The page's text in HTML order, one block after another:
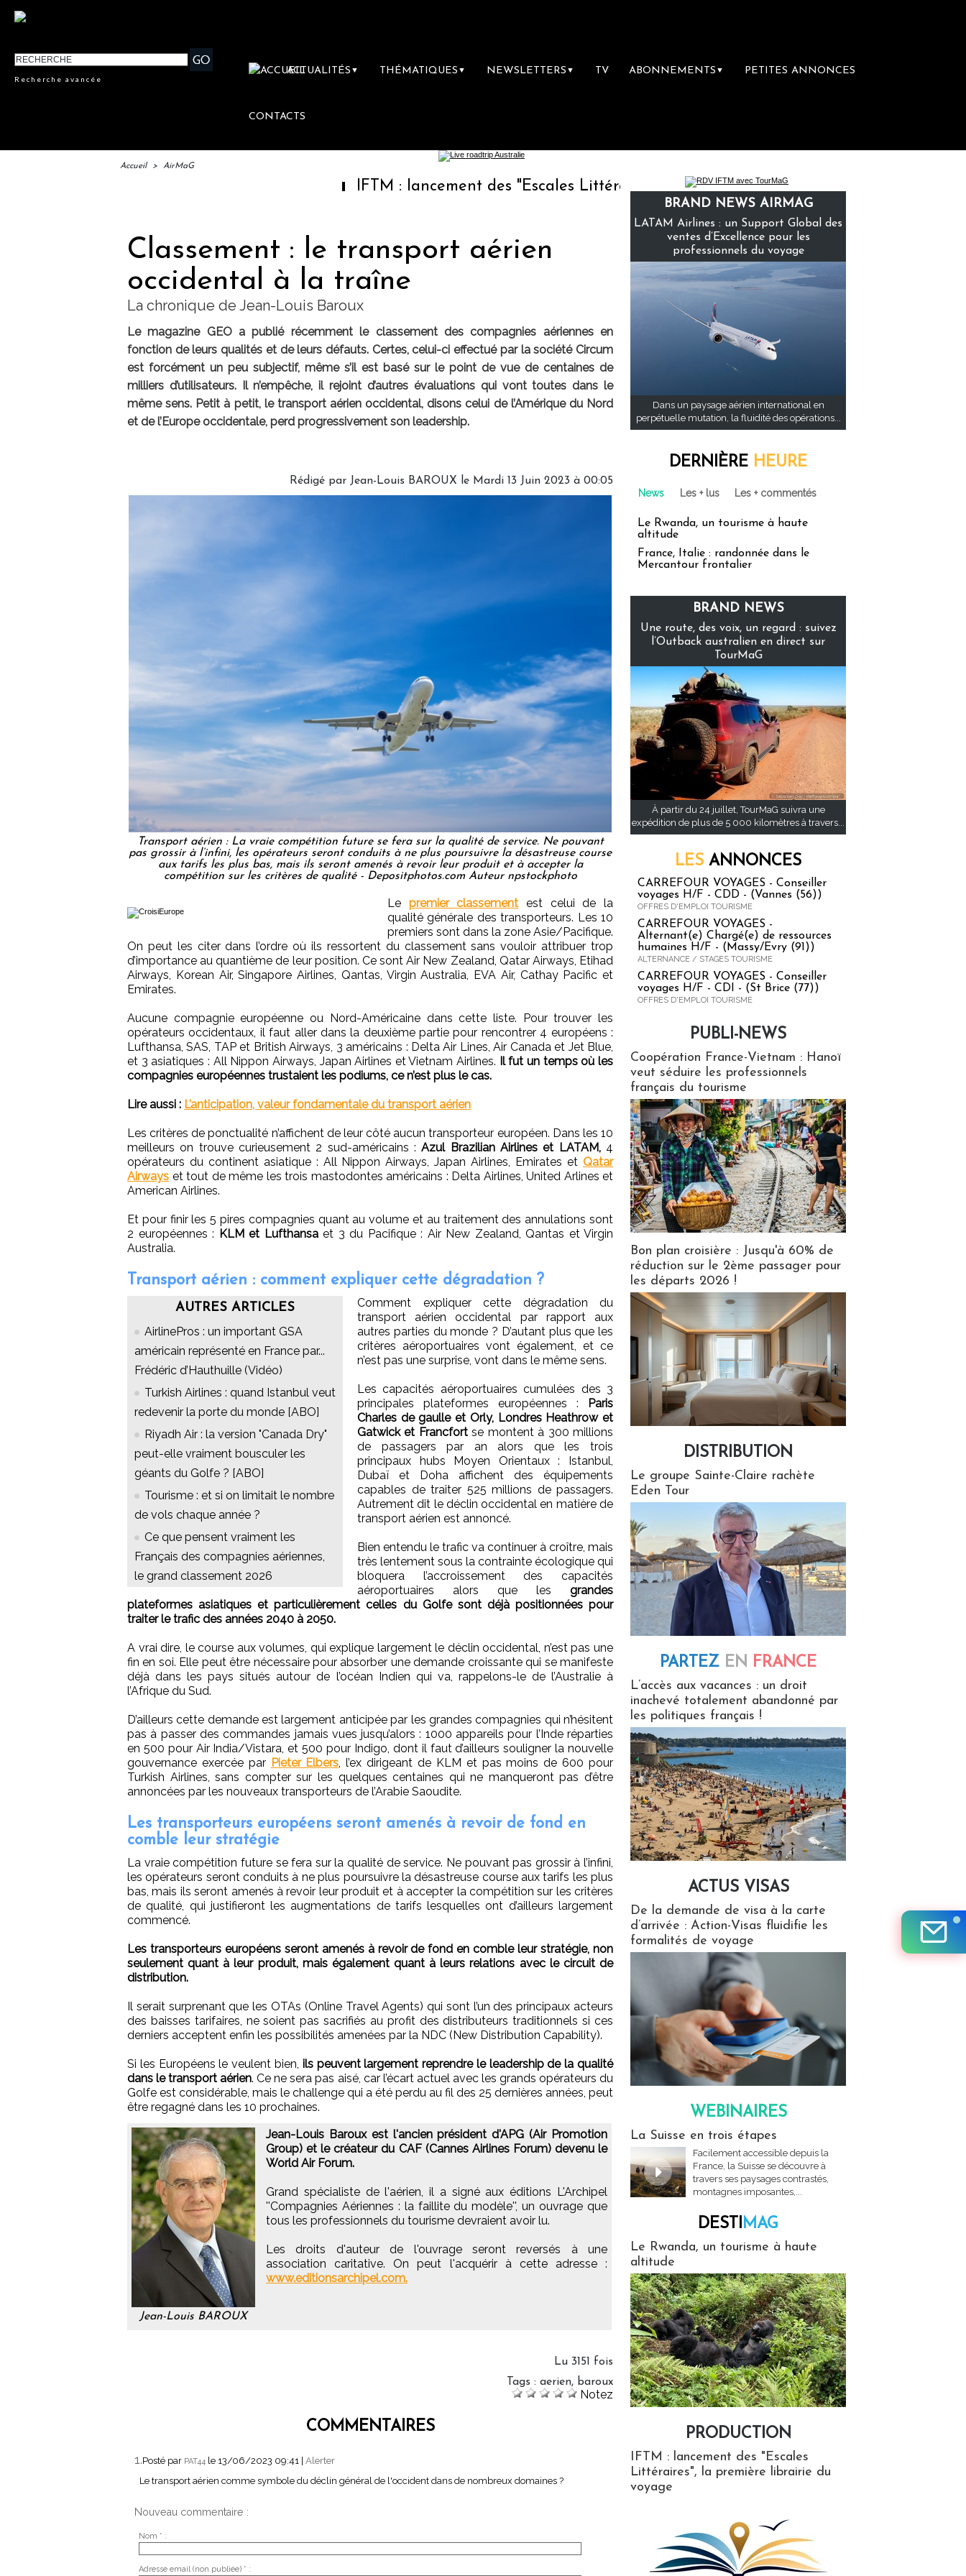
Recherche avancée
ACTUALITÉS ▼ THÉMATIQUES ▼ NEWSLETTERS ▼ TV ABONNEMENTS ▼ PETITES ANNONCES
CONTACTS
Accueil > AirMaG
IFTM : lancement des "Escales Littéraires", la première librairie du voyage
Classement : le transport aérien
occidental à la traîne
La chronique de Jean-Louis Baroux
Le magazine GEO a publié récemment le classement des compagnies aériennes en
fonction de leurs qualités et de leurs défauts. Certes, celui-ci effectué par la société Circum
est forcément un peu subjectif, même s’il est basé sur le point de vue de centaines de
milliers d’utilisateurs. Il n’empêche, il rejoint d’autres évaluations qui vont toutes dans le
même sens. Petit à petit, le transport aérien occidental, disons celui de l’Amérique du Nord
et de l’Europe occidentale, perd progressivement son leadership.
Rédigé par Jean-Louis BAROUX le Mardi 13 Juin 2023 à 00:05
Transport aérien : La vraie compétition future se fera sur la qualité de service. Ne pouvant
pas grossir à l’infini, les opérateurs seront conduits à ne plus poursuivre la désastreuse course
aux tarifs les plus bas, mais ils seront amenés à revoir leur produit et à accepter la
compétition sur les critères de qualité - Depositphotos.com Auteur npstockphoto
Le premier classement est celui de la
qualité générale des transporteurs. Les 10
premiers sont dans la zone Asie/Pacifique.
On peut les citer dans l’ordre où ils ressortent du classement sans vouloir attribuer trop
d’importance au quantième de leur position. Ce sont Air New Zealand, Qatar Airways, Etihad
Airways, Korean Air, Singapore Airlines, Qantas, Virgin Australia, EVA Air, Cathay Pacific et
Emirates.
Aucune compagnie européenne ou Nord-Américaine dans cette liste. Pour trouver les
opérateurs occidentaux, il faut aller dans la deuxième partie pour rencontrer 4 européens :
Lufthansa, SAS, TAP et British Airways, 3 américains : Delta Air Lines, Air Canada et Jet Blue,
et 3 asiatiques : All Nippon Airways, Japan Airlines et Vietnam Airlines. Il fut un temps où les
compagnies européennes trustaient les podiums, ce n’est plus le cas.
Lire aussi : L’anticipation, valeur fondamentale du transport aérien
Les critères de ponctualité n’affichent de leur côté aucun transporteur européen. Dans les 10
meilleurs on trouve curieusement 2 sud-américains : Azul Brazilian Airlines et LATAM,4
opérateurs du continent asiatique : All Nippon Airways, Japan Airlines, Emirates et Qatar
Airways et tout de même les trois mastodontes américains : Delta Airlines, United Arlines et
American Airlines.
Et pour finir les 5 pires compagnies quant au volume et au traitement des annulations sont
2 européennes : KLM et Lufthansa et 3 du Pacifique : Air New Zealand, Qantas et Virgin
Australia.
Transport aérien : comment expliquer cette dégradation ?
AUTRES ARTICLES
AirlinePros : un important GSA
américain représenté en France par...
Frédéric d’Hauthuille (Vidéo)
Turkish Airlines : quand Istanbul veut
redevenir la porte du monde [ABO]
Riyadh Air : la version "Canada Dry"
peut-elle vraiment bousculer les
géants du Golfe ? [ABO]
Tourisme : et si on limitait le nombre
de vols chaque année ?
Ce que pensent vraiment les
Français des compagnies aériennes,
le grand classement 2026
Comment expliquer cette dégradation du
transport aérien occidental par rapport aux
autres parties du monde ? D’autant plus que les
critères aéroportuaires vont également, et ce
n’est pas une surprise, vont dans le même sens.
Les capacités aéroportuaires cumulées des 3
principales plateformes européennes :
Paris
Charles de gaulle et Orly, Londres Heathrow et
Gatwick et Francfortse montent à 300 millions
de passagers par an alors que les trois
principaux hubs Moyen Orientaux : Istanbul,
Dubaï et Doha affichent des équipements
capables de traiter 525 millions de passagers.
Autrement dit le déclin occidental en matière de
transport aérien est annoncé.
Bien entendu le trafic va continuer à croître, mais
très lentement sous la contrainte écologique qui
bloquera l’accroissement des capacités
aéroportuaires alors que les grandes
plateformes asiatiques et particulièrement celles du Golfe sont déjà positionnées pour
traiter le trafic des années 2040 à 2050.
A vrai dire, le course aux volumes, qui explique largement le déclin occidental, n’est pas une
fin en soi. Elle peut être nécessaire pour absorber une demande croissante qui se manifeste
déjà dans les pays situés autour de l’océan Indien qui va, rappelons-le de l’Australie à
l’Afrique du Sud.
D’ailleurs cette demande est largement anticipée par les grandes compagnies qui n’hésitent
pas à passer des commandes jamais vues jusqu’alors : 1000 appareils pour l’Inde réparties
en 500 pour Air India/Vistara, et 500 pour Indigo, dont il faut d’ailleurs souligner la nouvelle
gouvernance exercée par Pieter Elbers, l’ex dirigeant de KLM et pas moins de 600 pour
Turkish Airlines, sans compter sur les quelques centaines qui ne manqueront pas d’être
annoncées par les nouveaux transporteurs de l’Arabie Saoudite.
Les transporteurs européens seront amenés à revoir de fond en
comble leur stratégie
La vraie compétition future se fera sur la qualité de service. Ne pouvant pas grossir à l’infini,
les opérateurs seront conduits à ne plus poursuivre la désastreuse course aux tarifs les plus
bas, mais ils seront amenés à revoir leur produit et à accepter la compétition sur les critères
de qualité, qui justifieront les augmentations de tarifs lesquelles ont d’ailleurs largement
commencé.
Les transporteurs européens seront amenés à revoir de fond en comble leur stratégie, non
seulement quant à leur produit, mais également quant à leurs relations avec le circuit de
distribution.
Il serait surprenant que les OTAs (Online Travel Agents) qui sont l’un des principaux acteurs
des baisses tarifaires, ne soient pas sacrifiés au profit des distributeurs traditionnels si ces
derniers acceptent enfin les possibilités amenées par la NDC (New Distribution Capability).
Si les Européens le veulent bien, ils peuvent largement reprendre le leadership de la qualité
dans le transport aérien. Ce ne sera pas aisé, car l’écart actuel avec les grands opérateurs du
Golfe est considérable, mais le challenge qui a été perdu au fil des 25 dernières années, peut
être regagné dans les 10 prochaines.
Jean-Louis BAROUX
Jean-Louis Baroux est l'ancien président d'APG (Air Promotion
Group) et le créateur du CAF (Cannes Airlines Forum) devenu le
World Air Forum.
Grand spécialiste de l'aérien, il a signé aux éditions L'Archipel
''Compagnies Aériennes : la faillite du modèle'', un ouvrage que
tous les professionnels du tourisme devraient avoir lu.
Les droits d'auteur de l'ouvrage seront reversés à une
association caritative. On peut l'acquérir à cette adresse :
www.editionsarchipel.com.
Lu 3151 fois
Tags : aerien, baroux
Notez
COMMENTAIRES
1.Posté par PAT44 le 13/06/2023 09:41 Alerter
Le transport aérien comme symbole du déclin général de l'occident dans de nombreux domaines ?
Nouveau commentaire :
Nom * :
Adresse email (non publiée) * :
BRAND NEWS AIRMAG
LATAM Airlines : un Support Global des
ventes d’Excellence pour les
professionnels du voyage
Dans un paysage aérien international en
perpétuelle mutation, la fluidité des opérations...
DERNIÈRE HEURE
News Les + lus Les + commentés
Le Rwanda, un tourisme à haute
altitude
France, Italie : randonnée dans le
Mercantour frontalier
BRAND NEWS
Une route, des voix, un regard : suivez
l’Outback australien en direct sur
TourMaG
À partir du 24 juillet, TourMaG suivra une
expédition de plus de 5 000 kilomètres à travers...
LES ANNONCES
CARREFOUR VOYAGES - Conseiller
voyages H/F - CDD - (Vannes (56))
OFFRES D'EMPLOI TOURISME
CARREFOUR VOYAGES -
Alternant(e) Chargé(e) de ressources
humaines H/F - (Massy/Evry (91))
ALTERNANCE / STAGES TOURISME
CARREFOUR VOYAGES - Conseiller
voyages H/F - CDI - (St Brice (77))
OFFRES D'EMPLOI TOURISME
PUBLI-NEWS
Coopération France-Vietnam : Hanoï
veut séduire les professionnels
français du tourisme
Bon plan croisière : Jusqu'à 60% de
réduction sur le 2ème passager pour
les départs 2026 !
DISTRIBUTION
Le groupe Sainte-Claire rachète
Eden Tour
PARTEZ EN FRANCE
L’accès aux vacances : un droit
inachevé totalement abandonné par
les politiques français !
ACTUS VISAS
De la demande de visa à la carte
d’arrivée : Action-Visas fluidifie les
formalités de voyage
WEBINAIRES
La Suisse en trois étapes
Facilement accessible depuis la
France, la Suisse se découvre à
travers ses paysages contrastés,
montagnes imposantes,...
DESTIMAG
Le Rwanda, un tourisme à haute
altitude
PRODUCTION
IFTM : lancement des "Escales
Littéraires", la première librairie du
voyage